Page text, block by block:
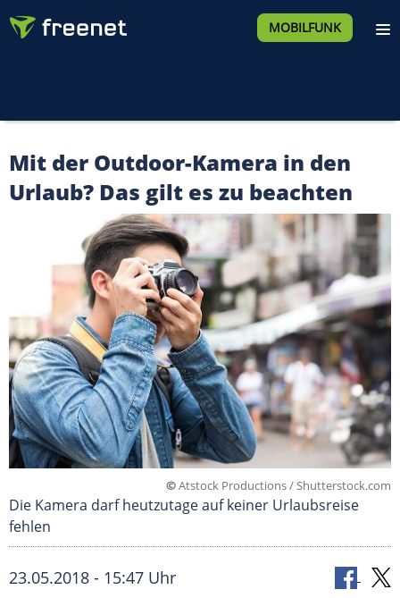
MOBILFUNK
Mit der Outdoor-Kamera in den
Urlaub? Das gilt es zu beachten
©Atstock Productions / Shutterstock.com
Die Kamera darf heutzutage auf keiner Urlaubsreise
fehlen
23.05.2018 - 15:47 Uhr